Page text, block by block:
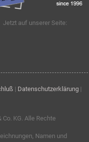
Jetzt auf unserer Seite:
| Datenschutzerklärung |
Co. KG . Alle Rechte
Namen und